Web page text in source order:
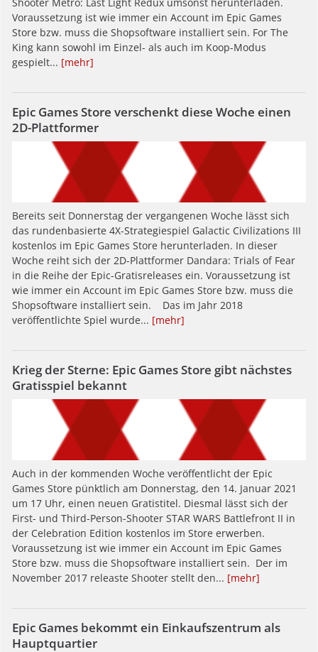
Voraussetzung ist wie immer ein Account im Epic Games
Store bzw. muss die Shopsoftware installiert sein. For The
King kann sowohl im Einzel- als auch im Koop-Modus
gespielt... [mehr]
Epic Games Store verschenkt diese Woche einen
2D-Plattformer
Bereits seit Donnerstag der vergangenen Woche lässt sich
das rundenbasierte 4X-Strategiespiel Galactic Civilizations III
kostenlos im Epic Games Store herunterladen. In dieser
Woche reiht sich der 2D-Plattformer Dandara: Trials of Fear
in die Reihe der Epic-Gratisreleases ein. Voraussetzung ist
wie immer ein Account im Epic Games Store bzw. muss die
Shopsoftware installiert sein. Das im Jahr 2018
veröffentlichte Spiel wurde... [mehr]
Krieg der Sterne: Epic Games Store gibt nächstes
Gratisspiel bekannt
Auch in der kommenden Woche veröffentlicht der Epic
Games Store pünktlich am Donnerstag, den 14. Januar 2021
um 17 Uhr, einen neuen Gratistitel. Diesmal lässt sich der
First- und Third-Person-Shooter STAR WARS Battlefront II in
der Celebration Edition kostenlos im Store erwerben.
Voraussetzung ist wie immer ein Account im Epic Games
Store bzw. muss die Shopsoftware installiert sein. Der im
November 2017 releaste Shooter stellt den... [mehr]
Epic Games bekommt ein Einkaufszentrum als
Hauptquartier